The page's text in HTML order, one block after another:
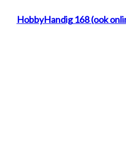
HobbyHandig 168 (ook